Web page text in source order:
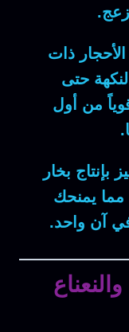
الأحجار ذات
حتى
من أول
بإنتاج بخار
مما يمنحك
آن واحد.